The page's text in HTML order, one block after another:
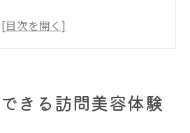
コミに見る安心ポイントと評
めて利用した東京都の体験談
きる訪問美容体験